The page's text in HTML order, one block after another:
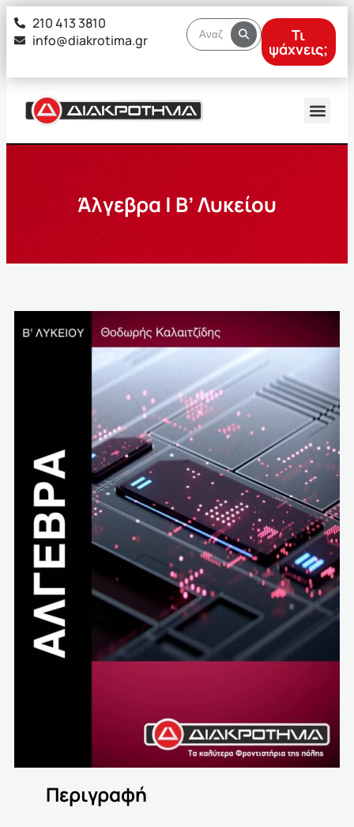
στο
περιεχόμενο
210 413 3810
info@diakrotima.gr
Τι
ψάχνεις;
Άλγεβρα | Β’ Λυκείου
Περιγραφή